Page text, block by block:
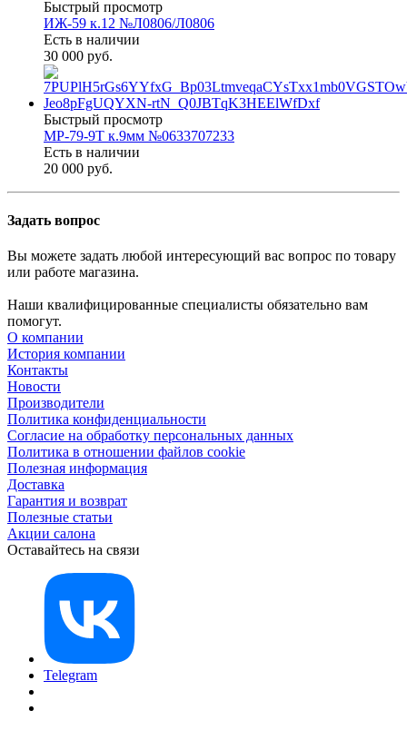
Быстрый просмотр
ИЖ-59 к.12 №Л0806/Л0806
Есть в наличии
30 000 руб.
Быстрый просмотр
МР-79-9Т к.9мм №0633707233
Есть в наличии
20 000 руб.
Задать вопрос
Вы можете задать любой интересующий вас вопрос по товару
или работе магазина.
Наши квалифицированные специалисты обязательно вам
помогут.
О компании
История компании
Контакты
Новости
Производители
Политика конфиденциальности
Согласие на обработку персональных данных
Политика в отношении файлов cookie
Полезная информация
Доставка
Гарантия и возврат
Полезные статьи
Акции салона
Оставайтесь на связи
Telegram